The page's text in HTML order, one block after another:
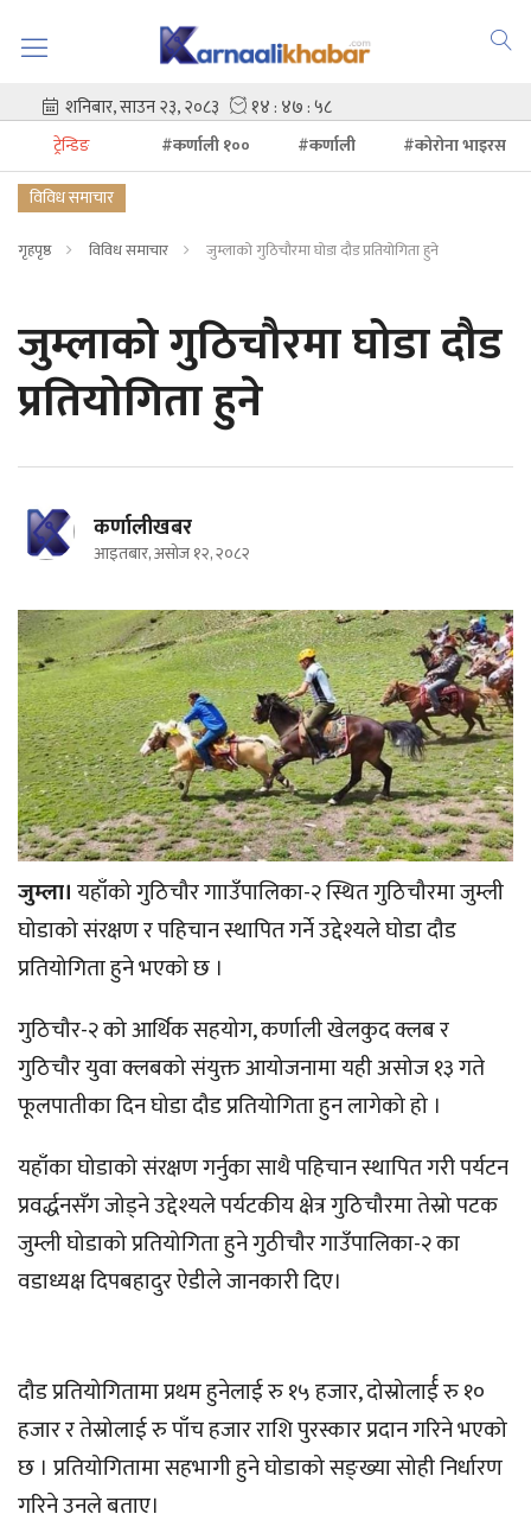
ट्रेन्डिङ #कर्णाली १०० #कर्णाली
#कोरोना भाइरस
विविध समाचार
गृहपृष्ठ विविध समाचार जुम्लाको गुठिचौरमा घोडा दौड प्रतियोगिता हुने
जुम्लाको गुठिचौरमा घोडा दौड
प्रतियोगिता हुने
कर्णालीखबर
आइतबार, असोज १२, २०८२
जुम्ला।यहाँको गुठिचौर गााउँपालिका-२ स्थित गुठिचौरमा जुम्ली
घोडाको संरक्षण र पहिचान स्थापित गर्ने उद्देश्यले घोडा दौड
प्रतियोगिता हुने भएको छ ।
गुठिचौर-२ को आर्थिक सहयोग, कर्णाली खेलकुद क्लब र
गुठिचौर युवा क्लबको संयुक्त आयोजनामा यही असोज १३ गते
फूलपातीका दिन घोडा दौड प्रतियोगिता हुन लागेको हो ।
यहाँका घोडाको संरक्षण गर्नुका साथै पहिचान स्थापित गरी पर्यटन
प्रवर्द्धनसँग जोड्ने उद्देश्यले पर्यटकीय क्षेत्र गुठिचौरमा तेस्रो पटक
जुम्ली घोडाको प्रतियोगिता हुने गुठीचौर गाउँपालिका-२ का
वडाध्यक्ष दिपबहादुर ऐडीले जानकारी दिए।
दौड प्रतियोगितामा प्रथम हुनेलाई रु १५ हजार, दोस्रोलार्ई रु १०
हजार र तेस्रोलाई रु पाँच हजार राशि पुरस्कार प्रदान गरिने भएको
छ । प्रतियोगितामा सहभागी हुने घोडाको सङ्ख्या सोही निर्धारण
गरिने उनले बताए।